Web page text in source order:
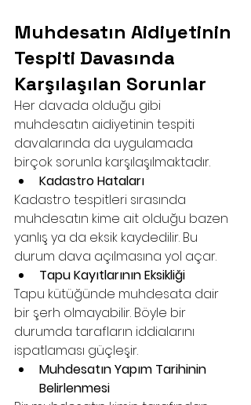
Muhdesatın Aidiyetinin
Tespiti Davasında
Karşılaşılan Sorunlar
Her davada olduğu gibi
muhdesatın aidiyetinin tespiti
davalarında da uygulamada
birçok sorunla karşılaşılmaktadır.
Kadastro Hataları
Kadastro tespitleri sırasında
muhdesatın kime ait olduğu bazen
yanlış ya da eksik kaydedilir. Bu
durum dava açılmasına yol açar.
Tapu Kayıtlarının Eksikliği
Tapu kütüğünde muhdesata dair
bir şerh olmayabilir. Böyle bir
durumda tarafların iddialarını
ispatlaması güçleşir.
Muhdesatın Yapım Tarihinin
Belirlenmesi